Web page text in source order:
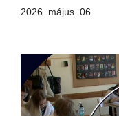
2026. május. 06.